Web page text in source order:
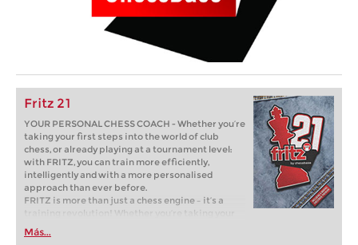
Fritz 21
YOUR PERSONAL CHESS COACH - Whether you’re
taking your first steps into the world of club
chess, or already playing at a tournament level:
with FRITZ, you can train more efficiently,
intelligently and with a more personalised
approach than ever before.
FRITZ is more than just a chess engine – it’s a
training revolution! Whether you’re taking your
first steps into the world of club chess, or already
playing at a tournament level: with FRITZ, you can
Más...